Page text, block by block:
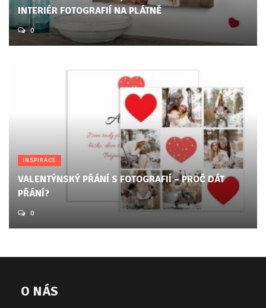
INTERIÉR FOTOGRAFIÍ NA PLÁTNĚ
0
INSPIRACE
VALENTÝNSKÝ PŘÁNÍ S FOTOGRAFIÍ – PROČ DÁT
PŘÁNÍ?
0
O NÁS